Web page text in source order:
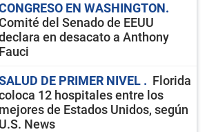
EN WASHINGTON
del Senado de EEUU
en desacato a Anthony
Fauci
DE PRIMER NIVEL
Florida
12 hospitales entre los
mejores de Estados Unidos, según
U.S. News